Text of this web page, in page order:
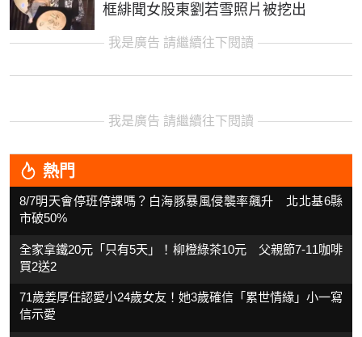
框緋聞女股東劉若雪照片被挖出
我是廣告 請繼續往下閱讀
我是廣告 請繼續往下閱讀
熱門
8/7明天會停班停課嗎？白海豚暴風侵襲率飆升 北北基6縣
市破50%
全家拿鐵20元「只有5天」！柳橙綠茶10元 父親節7-11咖啡
買2送2
71歲姜厚任認愛小24歲女友！她3歲確信「累世情緣」小一寫
信示愛